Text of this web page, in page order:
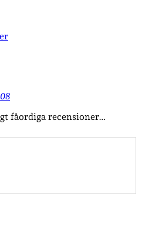
fåordiga recensioner…